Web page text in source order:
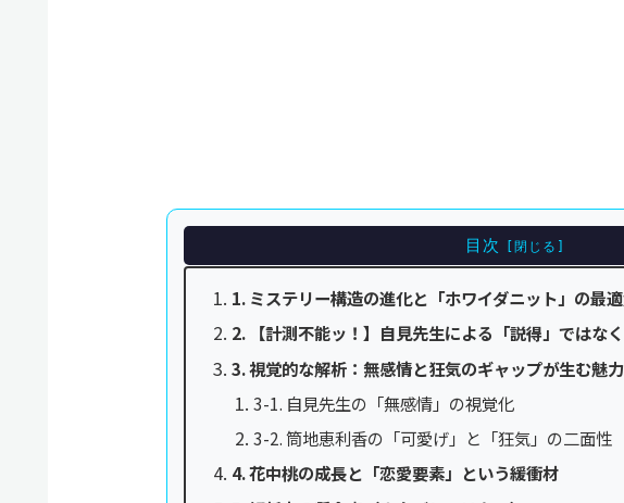
目次
1. ミステリー構造の進化と「ホワイダニット」の最
2. 【計測不能ッ！】自見先生による「説得」ではな
3. 視覚的な解析：無感情と狂気のギャップが生む魅力
3-1. 自見先生の「無感情」の視覚化
3-2. 筒地恵利香の「可愛げ」と「狂気」の二面性
4. 花中桃の成長と「恋愛要素」という緩衝材